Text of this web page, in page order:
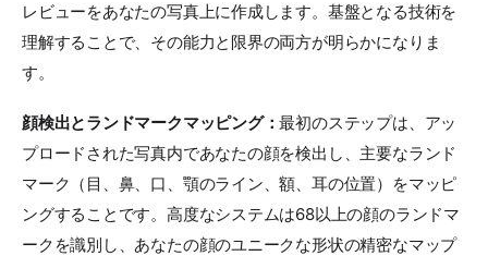
レビューをあなたの写真上に作成します。基盤となる技術を
理解することで、その能力と限界の両方が明らかになりま
す。
顔検出とランドマークマッピング：最初のステップは、アッ
プロードされた写真内であなたの顔を検出し、主要なランド
マーク（目、鼻、口、顎のライン、額、耳の位置）をマッピ
ングすることです。高度なシステムは68以上の顔のランドマ
ークを識別し、あなたの顔のユニークな形状の精密なマップ